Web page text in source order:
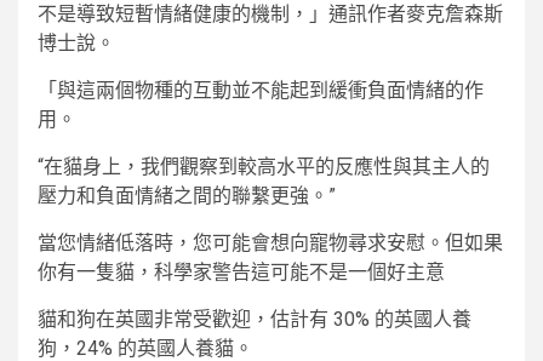
不是導致短暫情緒健康的機制，」通訊作者麥克詹森斯
博士說。
「與這兩個物種的互動並不能起到緩衝負面情緒的作
用。
“在貓身上，我們觀察到較高水平的反應性與其主人的
壓力和負面情緒之間的聯繫更強。”
當您情緒低落時，您可能會想向寵物尋求安慰。但如果
你有一隻貓，科學家警告這可能不是一個好主意
貓和狗在英國非常受歡迎，估計有 30% 的英國人養
狗，24% 的英國人養貓。